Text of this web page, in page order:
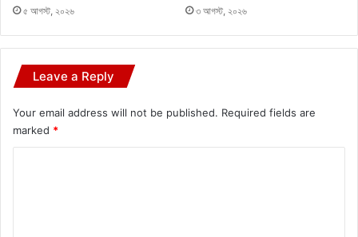
৫ আগস্ট, ২০২৬ ৩ আগস্ট, ২০২৬
Leave a Reply
Your email address will not be published. Required fields are
marked *